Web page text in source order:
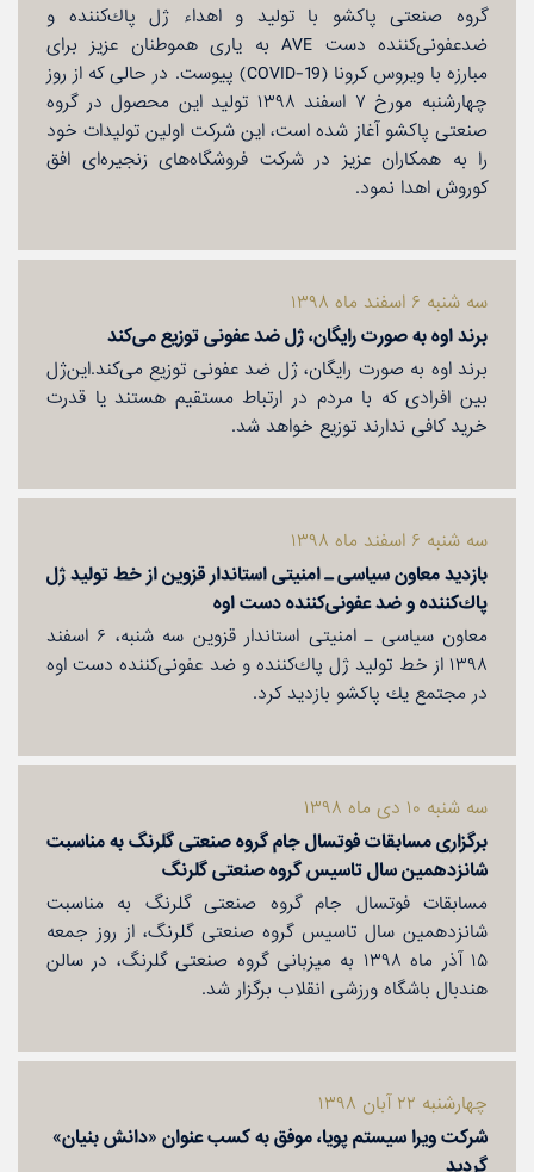
گروه صنعتی پاكشو با تولید و اهداء ژل پاك‌كننده و
ضدعفونی‌كننده دست AVE به یاری هموطنان عزیز برای
مبارزه با ویروس كرونا (COVID-19) پیوست. در حالی كه از روز
چهارشنبه مورخ ۷ اسفند ۱۳۹۸ تولید این محصول در گروه
صنعتی پاكشو آغاز شده است، این شركت اولین تولیدات خود
را به همكاران عزیز در شركت فروشگاه‌های زنجیره‌ای افق
كوروش اهدا نمود.
سه شنبه ۶ اسفند ماه ۱۳۹۸
برند اوه به صورت رایگان،‌ ژل ضد عفونی توزیع می‌كند
برند اوه به صورت رایگان،‌ ژل ضد عفونی توزیع می‌كند.این‌ژل
بین افرادی كه با مردم در ارتباط مستقیم هستند یا قدرت
خرید كافی ندارند توزیع خواهد شد.
سه شنبه ۶ اسفند ماه ۱۳۹۸
بازدید معاون سیاسی ـ امنیتی استاندار قزوین از خط تولید ژل
پاك‌كننده و ضد عفونی‌كننده دست اوه
معاون سیاسی ـ امنیتی استاندار قزوین سه شنبه، ۶ اسفند
۱۳۹۸ از خط تولید ژل پاك‌كننده و ضد عفونی‌كننده دست اوه
در مجتمع یك پاكشو بازدید كرد.
سه شنبه ۱۰ دی ماه ۱۳۹۸
برگزاری مسابقات فوتسال جام گروه صنعتی گلرنگ به مناسبت
شانزدهمین سال تاسیس گروه صنعتی گلرنگ
مسابقات فوتسال جام گروه صنعتی گلرنگ به مناسبت
شانزدهمین سال تاسیس گروه صنعتی گلرنگ، از روز جمعه
۱۵ آذر ماه ۱۳۹۸ به میزبانی گروه صنعتی گلرنگ، در سالن
هندبال باشگاه ورزشی انقلاب برگزار شد.
چهارشنبه ۲۲ آبان ۱۳۹۸
شركت ویرا سیستم پویا، موفق به كسب عنوان «دانش بنیان»
گردید